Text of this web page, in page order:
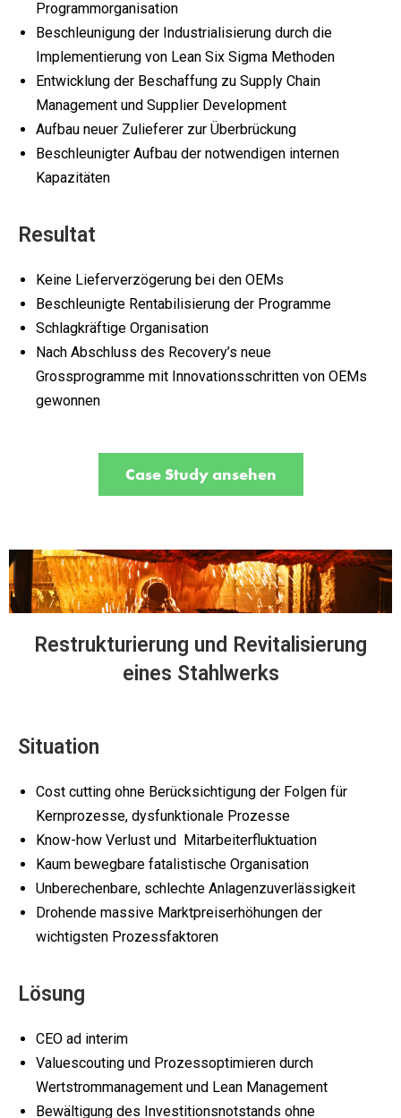
Programmorganisation
Beschleunigung der Industrialisierung durch die
Implementierung von Lean Six Sigma Methoden
Entwicklung der Beschaffung zu Supply Chain
Management und Supplier Development
Aufbau neuer Zulieferer zur Überbrückung
Beschleunigter Aufbau der notwendigen internen
Kapazitäten
Resultat
Keine Lieferverzögerung bei den OEMs
Beschleunigte Rentabilisierung der Programme
Schlagkräftige Organisation
Nach Abschluss des Recovery’s neue
Grossprogramme mit Innovationsschritten von OEMs
gewonnen
Case Study ansehen
Restrukturierung und Revitalisierung
eines Stahlwerks
Situation
Cost cutting ohne Berücksichtigung der Folgen für
Kernprozesse, dysfunktionale Prozesse
Know-how Verlust und Mitarbeiterfluktuation
Kaum bewegbare fatalistische Organisation
Unberechenbare, schlechte Anlagenzuverlässigkeit
Drohende massive Marktpreiserhöhungen der
wichtigsten Prozessfaktoren
Lösung
CEO ad interim
Valuescouting und Prozessoptimieren durch
Wertstrommanagement und Lean Management
Bewältigung des Investitionsnotstands ohne